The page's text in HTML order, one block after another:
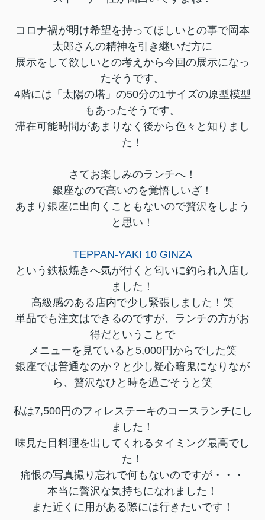
コロナ禍が明け希望を持ってほしいとの事で岡本
太郎さんの精神を引き継いだ方に
展示をして欲しいとの考えから今回の展示になっ
たそうです。
4階には「太陽の塔」の50分の1サイズの原型模型
もあったそうです。
滞在可能時間があまりなく後から色々と知りまし
た！
さてお楽しみのランチへ！
銀座なので高いのを覚悟しいざ！
あまり銀座に出向くこともないので贅沢をしよう
と思い！
TEPPAN-YAKI 10 GINZA
という鉄板焼きへ気が付くと匂いに釣られ入店し
ました！
高級感のある店内で少し緊張しました！笑
単品でも注文はできるのですが、ランチの方がお
得だということで
メニューを見ていると5,000円からでした笑
銀座では普通なのか？と少し疑心暗鬼になりなが
ら、贅沢なひと時を過ごそうと笑
私は7,500円のフィレステーキのコースランチにし
ました！
味見た目料理を出してくれるタイミング最高でし
た！
痛恨の写真撮り忘れで何もないのですが・・・
本当に贅沢な気持ちになれました！
また近くに用がある際には行きたいです！